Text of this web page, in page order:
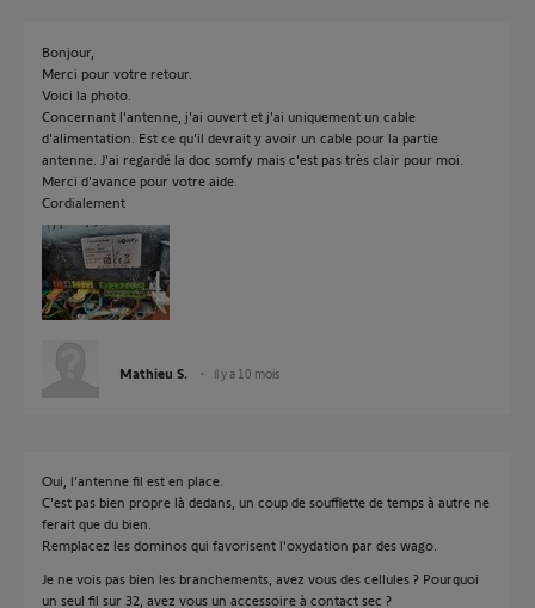
Bonjour,
Merci pour votre retour.
Voici la photo.
Concernant l'antenne, j'ai ouvert et j'ai uniquement un cable
d'alimentation. Est ce qu'il devrait y avoir un cable pour la partie
antenne. J'ai regardé la doc somfy mais c'est pas très clair pour moi.
Merci d'avance pour votre aide.
Cordialement
Mathieu S. il y a 10 mois
Oui, l'antenne fil est en place.
C'est pas bien propre là dedans, un coup de soufflette de temps à autre ne
ferait que du bien.
Remplacez les dominos qui favorisent l'oxydation par des wago.
Je ne vois pas bien les branchements, avez vous des cellules ? Pourquoi
un seul fil sur 32, avez vous un accessoire à contact sec ?